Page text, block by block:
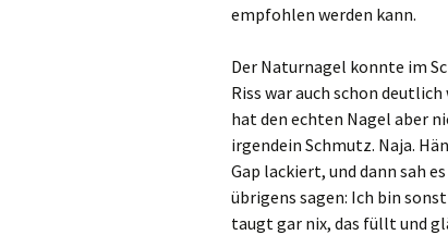
empfohlen werden kann.
Der Naturnagel konnte im
Riss war auch schon
hat den echten Nagel aber
irgendein Schmutz. Naja.
Gap lackiert, und dann sah
übrigens sagen: Ich bin
taugt gar nix, das füllt und